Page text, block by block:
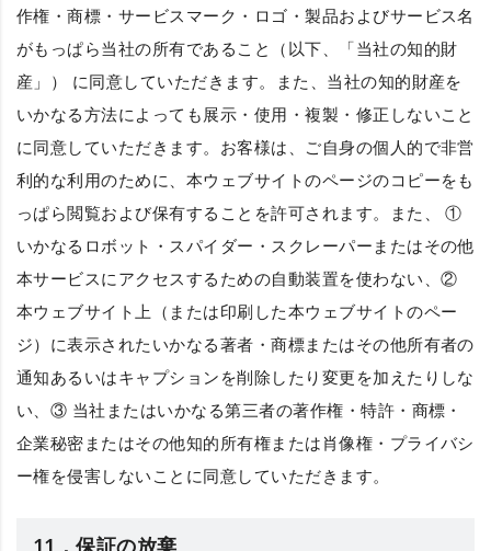
作権・商標・サービスマーク・ロゴ・製品およびサービス名
がもっぱら当社の所有であること（以下、
「当社の知的財
産」 ） に同意していただきます。また、当社の知的財産を
いかなる方法によっても展示・使用・複製・修正しないこと
に同意していただきます。お客様は、ご自身の個人的で非営
利的な利用のために、本ウェブサイトのページのコピーをも
っぱら閲覧および保有することを許可されます。また、 ①
いかなるロボット・スパイダー・スクレーパーまたはその他
本サービスにアクセスするための自動装置を使わない、②
本ウェブサイト上（または印刷した本ウェブサイトのペー
ジ）に表示されたいかなる著者・商標またはその他所有者の
通知あるいはキャプションを削除したり変更を加えたりしな
い、③ 当社またはいかなる第三者の著作権・特許・商標・
企業秘密またはその他知的所有権または肖像権・プライバシ
ー権を侵害しないことに同意していただきます。
11．保証の放棄